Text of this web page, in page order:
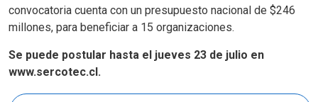
convocatoria cuenta con un presupuesto nacional de $246
millones, para beneficiar a 15 organizaciones.
Se puede postular hasta el jueves 23 de julio en
www.sercotec.cl.